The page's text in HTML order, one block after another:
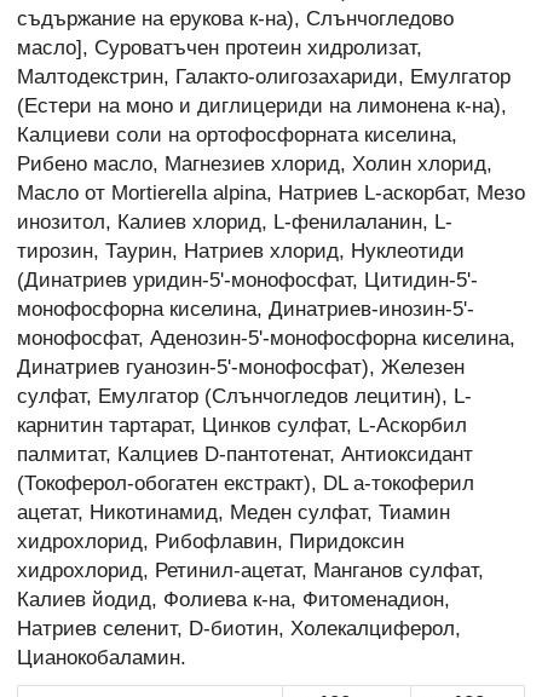
съдържание на ерукова к-на), Слънчогледово
масло], Суроватъчен протеин хидролизат,
Малтодекстрин, Галакто-олигозахариди, Емулгатор
(Естери на моно и диглицериди на лимонена к-на),
Калциеви соли на ортофосфорната киселина,
Рибено масло, Магнезиев хлорид, Холин хлорид,
Масло от Mortierella alpina, Натриев L-аскорбат, Мезо
инозитол, Калиев хлорид, L-фенилаланин, L-
тирозин, Таурин, Натриев хлорид, Нуклеотиди
(Динатриев уридин-5'-монофосфат, Цитидин-5'-
монофосфорна киселина, Динатриев-инозин-5'-
монофосфат, Аденозин-5'-монофосфорна киселина,
Динатриев гуанозин-5'-монофосфат), Железен
сулфат, Емулгатор (Слънчогледов лецитин), L-
карнитин тартарат, Цинков сулфат, L-Аскорбил
палмитат, Калциев D-пантотенат, Антиоксидант
(Токоферол-обогатен екстракт), DL а-токоферил
ацетат, Никотинамид, Меден сулфат, Тиамин
хидрохлорид, Рибофлавин, Пиридоксин
хидрохлорид, Ретинил-ацетат, Манганов сулфат,
Калиев йодид, Фолиева к-на, Фитоменадион,
Натриев селенит, D-биотин, Холекалциферол,
Цианокобаламин.